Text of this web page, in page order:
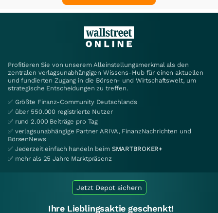
Profitieren Sie von unserem Alleinstellungsmerkmal als den
zentralen verlagsunabhängigen Wissens-Hub für einen aktuellen
und fundierten Zugang in die Börsen- und Wirtschaftswelt, um
strategische Entscheidungen zu treffen.
✅ Größte Finanz-Community Deutschlands
✅ über 550.000 registrierte Nutzer
✅ rund 2.000 Beiträge pro Tag
✅ verlagsunabhängige Partner ARIVA, FinanzNachrichten und
BörsenNews
✅ Jederzeit einfach handeln beim SMARTBROKER+
✅ mehr als 25 Jahre Marktpräsenz
Jetzt Depot sichern
Ihre Lieblingsaktie geschenkt!